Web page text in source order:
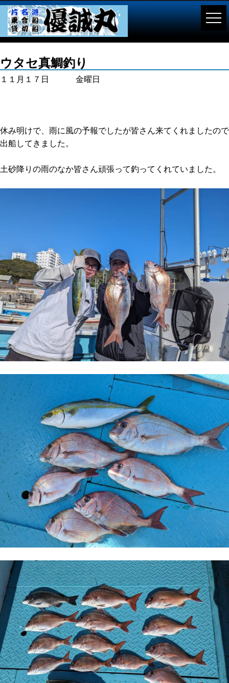
ウタセ真鯛釣り
１１月１７日 金曜日
休み明けで、雨に風の予報でしたが皆さん来てくれましたので
出船してきました。
土砂降りの雨のなか皆さん頑張って釣ってくれていました。